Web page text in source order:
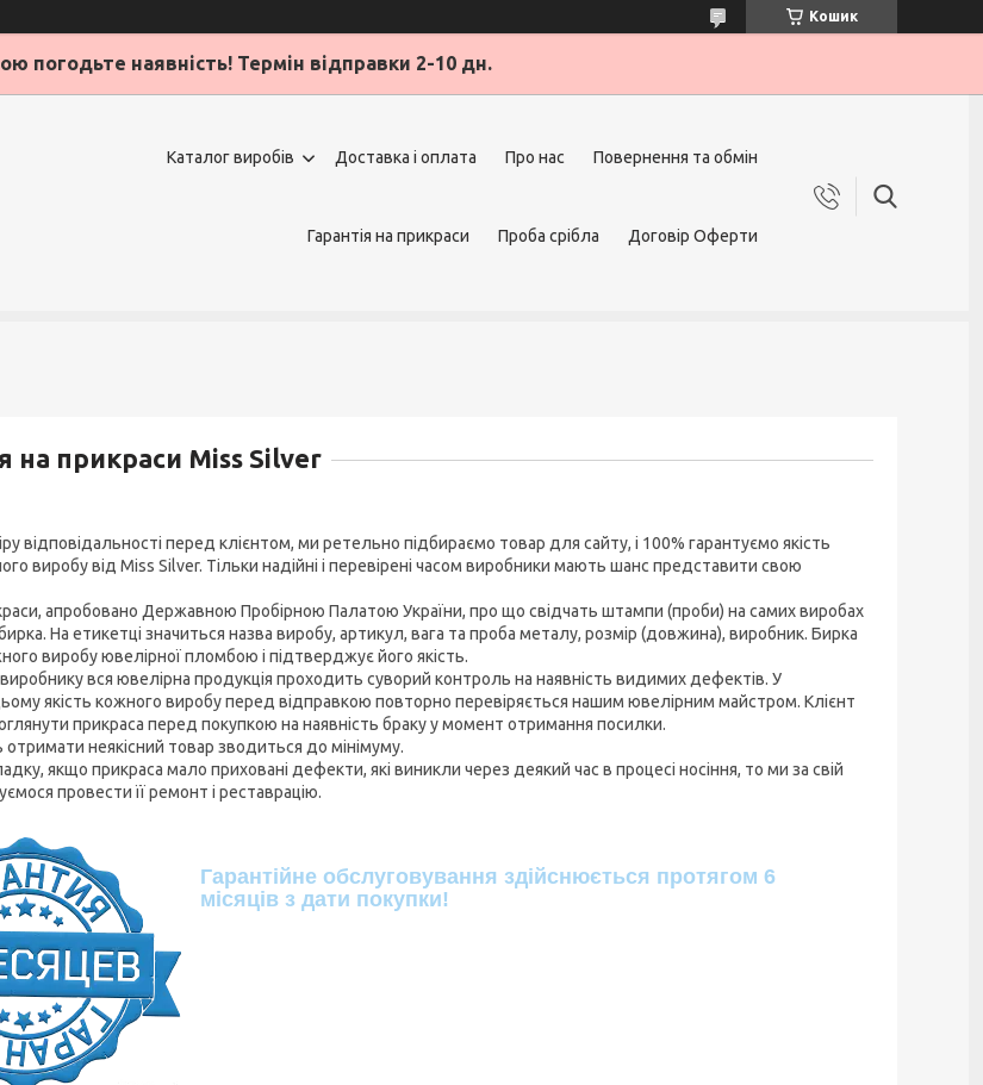
Кошик
погодьте наявність! Термін відправки 2-10 дн.
Каталог виробів Доставка і оплата Про нас Повернення та обмін
Гарантія на прикраси Проба срібла Договір Оферти
на прикраси Miss Silver
відповідальності перед клієнтом, ми ретельно підбираємо товар для сайту, і 100% гарантуємо якість
виробу від Miss Silver. Тільки надійні і перевірені часом виробники мають шанс представити свою
апробовано Державною Пробірною Палатою України, про що свідчать штампи (проби) на самих виробах
На етикетці значиться назва виробу, артикул, вага та проба металу, розмір (довжина), виробник. Бирка
виробу ювелірної пломбою і підтверджує його якість.
вся ювелірна продукція проходить суворий контроль на наявність видимих дефектів. У
якість кожного виробу перед відправкою повторно перевіряється нашим ювелірним майстром. Клієнт
прикраса перед покупкою на наявність браку у момент отримання посилки.
отримати неякісний товар зводиться до мінімуму.
якщо прикраса мало приховані дефекти, які виникли через деякий час в процесі носіння, то ми за свій
провести її ремонт і реставрацію.
Гарантійне обслуговування здійснюється протягом 6
місяців з дати покупки!